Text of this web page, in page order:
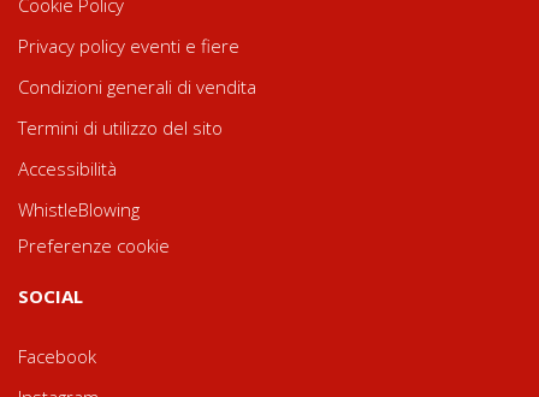
Cookie Policy
Privacy policy eventi e fiere
Condizioni generali di vendita
Termini di utilizzo del sito
Accessibilità
WhistleBlowing
Preferenze cookie
SOCIAL
Facebook